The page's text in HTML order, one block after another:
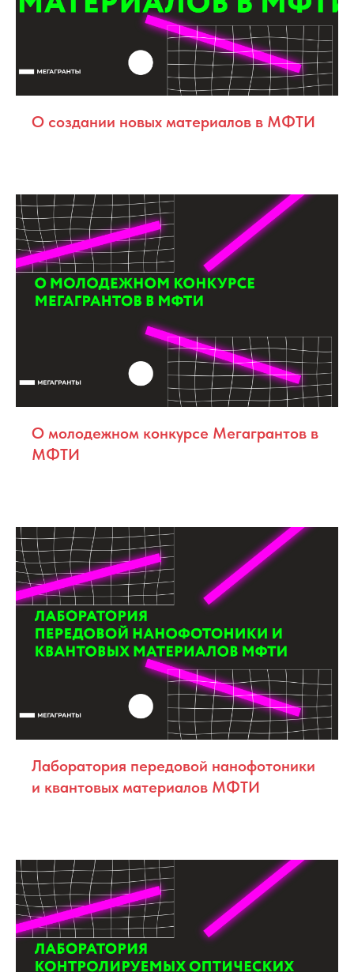
О создании новых материалов в МФТИ
О молодежном конкурсе Мегагрантов в
МФТИ
Лаборатория передовой нанофотоники
и квантовых материалов МФТИ